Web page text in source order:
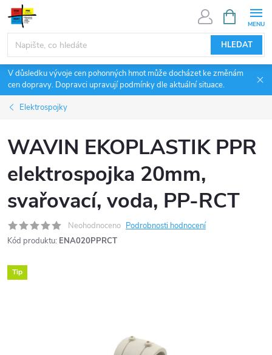
Přejít
obsah
HLEDAT
NÁKUPNÍ
KOŠÍK
V důsledku vývoje cen pohonných hmot může docházet ke změnám
cen dopravy. Dopravci upravují podmínky dle aktuální situace.
Elektrospojky
WAVIN EKOPLASTIK PPR
elektrospojka 20mm,
svařovací, voda, PP-RCT
Neohodnoceno Podrobnosti hodnocení
Kód produktu: ENA020PPRCT
Tip